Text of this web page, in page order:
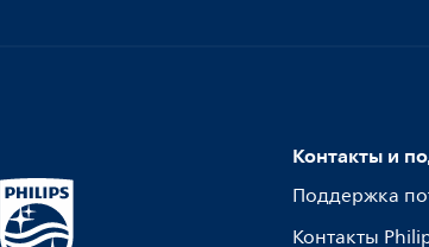
Контакты и
Поддержка
Контакты